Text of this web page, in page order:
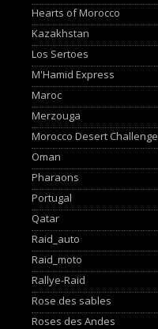
Hearts of Morocco
Kazakhstan
Los Sertoes
M'Hamid Express
Maroc
Merzouga
Morocco Desert Challenge
Oman
Pharaons
Portugal
Qatar
Raid_auto
Raid_moto
Rallye-Raid
Rose des sables
Roses des Andes